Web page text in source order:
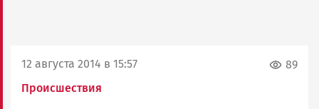
12 августа 2014 в 15:57
Происшествия
89